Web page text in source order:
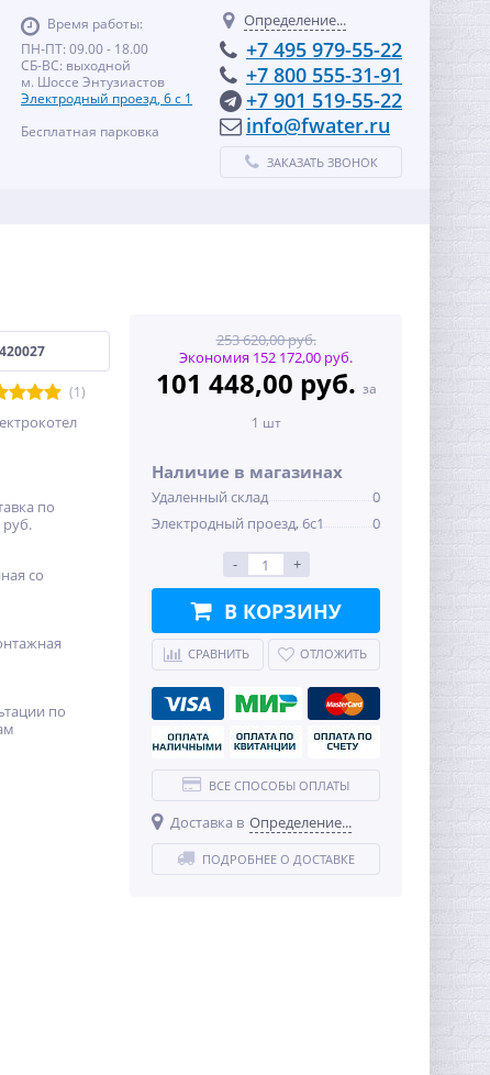
Время работы:
ПН-ПТ: 09.00 - 18.00
СБ-ВС: выходной
м. Шоссе Энтузиастов
Электродный проезд, 6 с 1
Бесплатная парковка
Определение...
+7 495 979-55-22
+7 800 555-31-91
+7 901 519-55-22
info@fwater.ru
ЗАКАЗАТЬ ЗВОНОК
(1)
по
руб.
со
по
253 620,00 руб.
Экономия 152 172,00 руб.
101 448,00 руб. за
1 шт
Наличие в магазинах
Удаленный склад
0
Электродный проезд, 6с1
0
- +
В КОРЗИНУ
СРАВНИТЬ ОТЛОЖИТЬ
ВСЕ СПОСОБЫ ОПЛАТЫ
Доставка в Определение...
ПОДРОБНЕЕ О ДОСТАВКЕ